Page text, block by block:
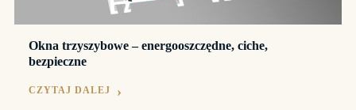
Okna trzyszybowe – energooszczędne, ciche,
bezpieczne
CZYTAJ DALEJ